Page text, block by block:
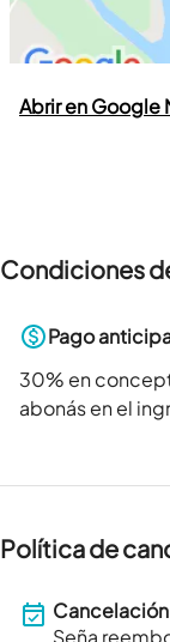
Abrir en Google
Condiciones
Pago
30% en
abonás en el
Política de